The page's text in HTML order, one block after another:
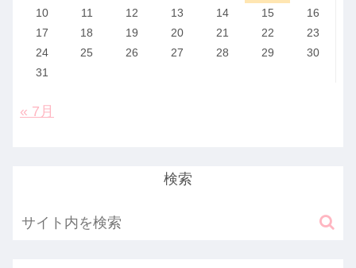
10
11 12 13 14 15
16
17
18 19 20 21 22
23
24
25 26 27 28 29
30
31
« 7月
検索